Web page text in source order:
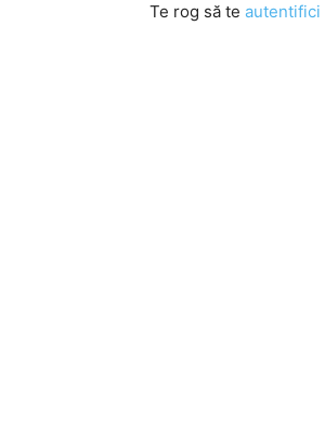
Te rog să te autentifici